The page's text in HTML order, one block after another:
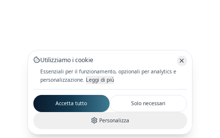
Utilizziamo i cookie
Essenziali per il funzionamento, opzionali per analytics e
personalizzazione. Leggi di più
Accetta tutto Solo necessari
Personalizza